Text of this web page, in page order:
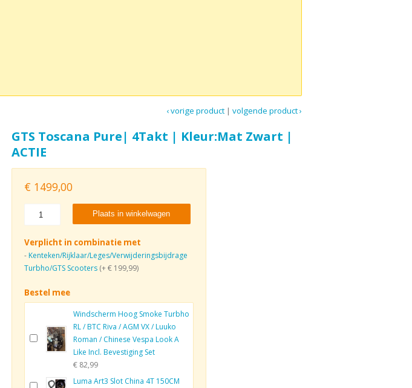
volgende product ›
|
‹ vorige product
GTS Toscana Pure| 4Takt | Kleur:Mat Zwart |
ACTIE
€ 1499,00
Plaats in winkelwagen
Verplicht in combinatie met
-Kenteken/Rijklaar/Leges/Verwijderingsbijdrage
Turbho/GTS Scooters(+ € 199,99)
Bestel mee
Windscherm Hoog Smoke Turbho
RL / BTC Riva / AGM VX / Luuko
Roman / Chinese Vespa Look A
Like Incl. Bevestiging Set
€ 82,99
Luma Art3 Slot China 4T 150CM